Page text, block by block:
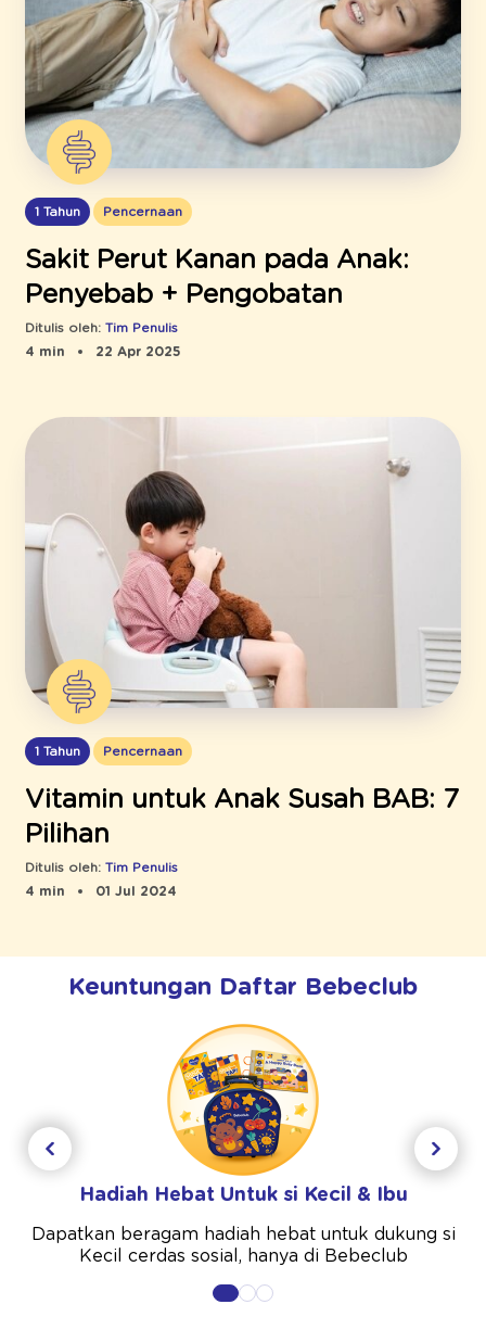
1 Tahun Pencernaan
Sakit Perut Kanan pada Anak:
Penyebab + Pengobatan
Ditulis oleh: Tim Penulis
4 min
22 Apr 2025
1 Tahun Pencernaan
Vitamin untuk Anak Susah BAB: 7
Pilihan
Ditulis oleh: Tim Penulis
4 min
01 Jul 2024
Keuntungan Daftar Bebeclub
Hadiah Hebat Untuk si Kecil & Ibu
Dapatkan beragam hadiah hebat untuk dukung si
Kecil cerdas sosial, hanya di Bebeclub